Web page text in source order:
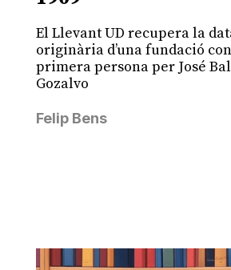
El Llevant UD recupera la
originària d’una fundació
primera persona per José
Gozalvo
Felip Bens